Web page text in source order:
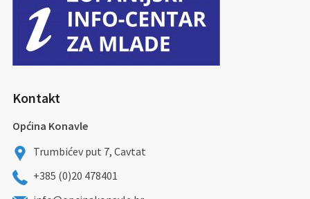
Kontakt
Općina Konavle
Trumbićev put 7, Cavtat
+385 (0)20 478401